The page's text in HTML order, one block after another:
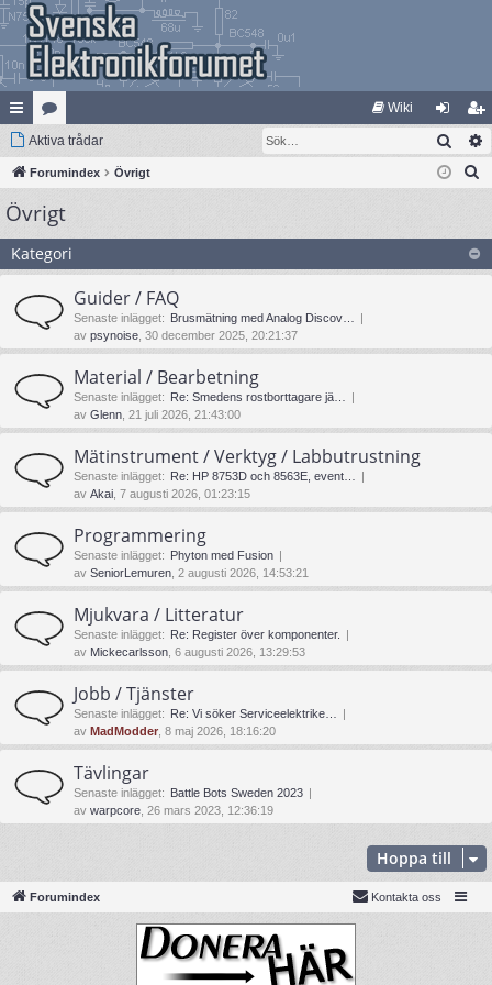
na
bb
lä
nk
ar
at
eg
ori
er
Wiki
og
ga
li
m
le
m
Aktiva trådar Sök
Forumindex Övrigt
Övrigt
Kategori
Guider / FAQ
Senaste inlägget: Brusmätning med Analog Discov…
av psynoise , 30 december 2025, 20:21:37
Material / Bearbetning
Senaste inlägget: Re: Smedens rostborttagare jä…
av Glenn , 21 juli 2026, 21:43:00
Mätinstrument / Verktyg / Labbutrustning
Senaste inlägget: Re: HP 8753D och 8563E, event…
av Akai , 7 augusti 2026, 01:23:15
Programmering
Senaste inlägget: Phyton med Fusion
av SeniorLemuren , 2 augusti 2026, 14:53:21
Mjukvara / Litteratur
Senaste inlägget: Re: Register över komponenter.
av Mickecarlsson , 6 augusti 2026, 13:29:53
Jobb / Tjänster
Senaste inlägget: Re: Vi söker Serviceelektrike…
av MadModder , 8 maj 2026, 18:16:20
Tävlingar
Senaste inlägget: Battle Bots Sweden 2023
av warpcore , 26 mars 2023, 12:36:19
Hoppa till
Forumindex Kontakta oss